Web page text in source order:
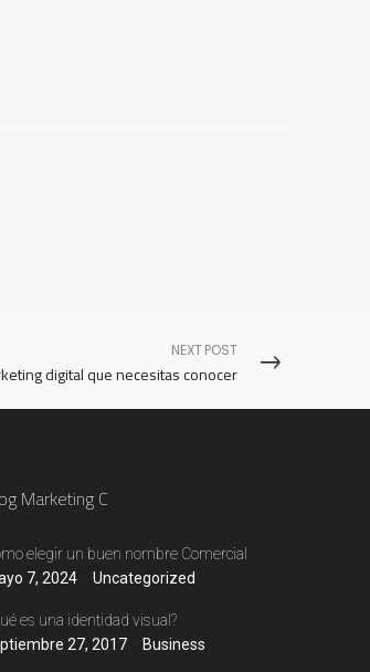
NEXT POST
digital que necesitas conocer
Marketing C
elegir un buen nombre Comercial
7, 2024
Uncategorized
es una identidad visual?
27, 2017
Business